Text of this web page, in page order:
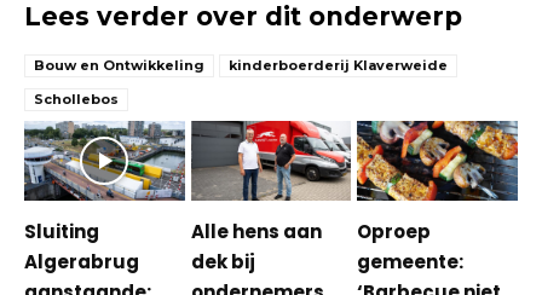
Lees verder over dit onderwerp
Bouw en Ontwikkeling
kinderboerderij Klaverweide
Schollebos
Sluiting
Algerabrug
Alle hens aan
dek bij
Oproep
gemeente: